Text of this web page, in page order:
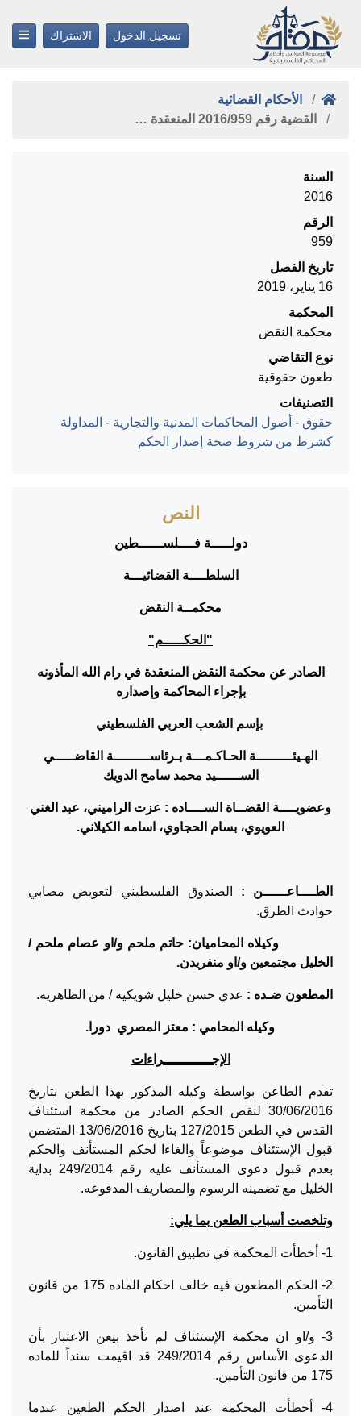
تسجيل الدخول الاشتراك
الأحكام القضائية
القضية رقم ‎959‏/‎2016‏ المنعقدة …
السنة
2016
الرقم
959
تاريخ الفصل
16 يناير، 2019
المحكمة
محكمة النقض
نوع التقاضي
طعون حقوقية
التصنيفات
حقوق - أصول المحاكمات المدنية والتجارية - المداولة
كشرط من شروط صحة إصدار الحكم
النص
دولـــــة فــــلســــــطين
السلطــــة القضائيـــة
محكمــة النقض
"الحكـــــم"
الصادر عن محكمة النقض المنعقدة في رام الله المأذونه
بإجراء المحاكمة وإصداره
بإسم الشعب العربي الفلسطيني
الهـيئـــــــــة الحـاكـمـــة بـرئاســـــــــة القاضـــــي
الســــــيد محمد سامح الدويك
وعضويــــة القضــاة الســــاده : عزت الراميني، عبد الغني
العويوي، بسام الحجاوي، اسامه الكيلاني.
الطــــاعــــــن : الصندوق الفلسطيني لتعويض مصابي
حوادث الطرق.
وكيلاه المحاميان: حاتم ملحم و/او عصام ملحم /
الخليل مجتمعين و/او منفريدن.
المطعون ضـده : عدي حسن خليل شويكيه / من الظاهريه.
وكيله المحامي : معتز المصري دورا.
الإجــــــــــــراءات
تقدم الطاعن بواسطة وكيله المذكور بهذا الطعن بتاريخ
30/06/2016 لنقض الحكم الصادر من محكمة استئناف
القدس في الطعن 127/2015 بتاريخ 13/06/2016 المتضمن
قبول الإستئناف موضوعاً والغاءا لحكم المستأنف والحكم
بعدم قبول دعوى المستأنف عليه رقم 249/2014 بداية
الخليل مع تضمينه الرسوم والمصاريف المدفوعه.
وتلخصت أسباب الطعن بما يلي:
1- أخطأت المحكمة في تطبيق القانون.
2- الحكم المطعون فيه خالف احكام الماده 175 من قانون
التأمين.
3- و/او ان محكمة الإستئناف لم تأخذ بيعن الاعتبار بأن
الدعوى الأساس رقم 249/2014 قد اقيمت سنداً للماده
175 من قانون التأمين.
4- أخطأت المحكمة عند اصدار الحكم الطعين عندما